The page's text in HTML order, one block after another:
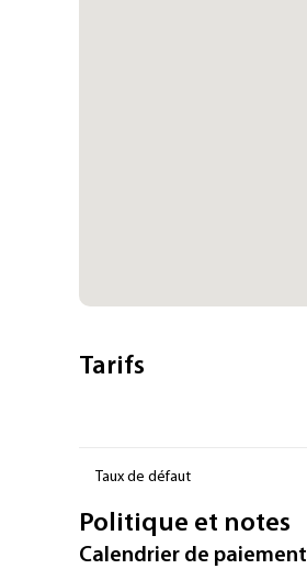
Tarifs
Taux de défaut
Politique et notes
Calendrier de paiement